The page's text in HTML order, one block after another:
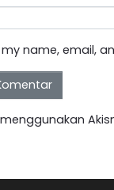
my name, email,
menggunakan